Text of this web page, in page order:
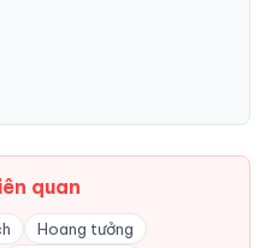
quan
Hoang tưởng